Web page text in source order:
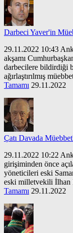
Darbeci Yaver'in
29.11.2022 10:43
akşamı
darbecilere bildirdiği
ağırlaştırılmış
Tamamı 29.11.2022
Çatı Davada
29.11.2022 10:22
girişiminden önce
yöneticileri eski
eski milletvekili İlhan
Tamamı 29.11.2022